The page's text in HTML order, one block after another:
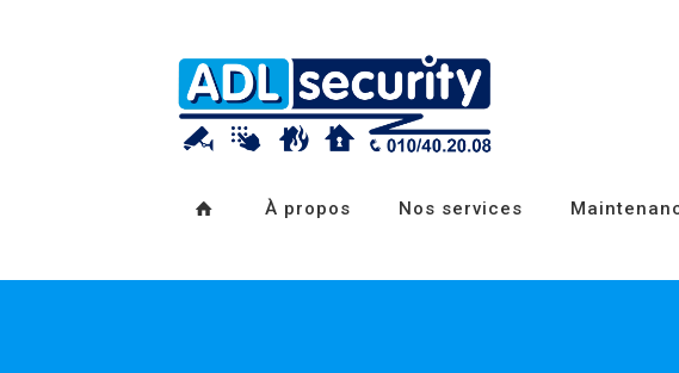
À propos Nos services